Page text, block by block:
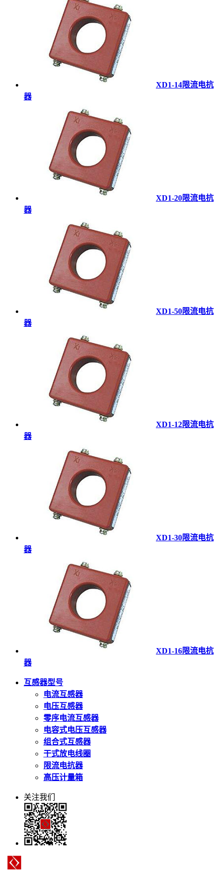
XD1-14限流电抗
器
XD1-20限流电抗
器
XD1-50限流电抗
器
XD1-12限流电抗
器
XD1-30限流电抗
器
XD1-16限流电抗
器
互感器型号
电流互感器
电压互感器
零序电流互感器
电容式电压互感器
组合式互感器
干式放电线圈
限流电抗器
高压计量箱
关注我们